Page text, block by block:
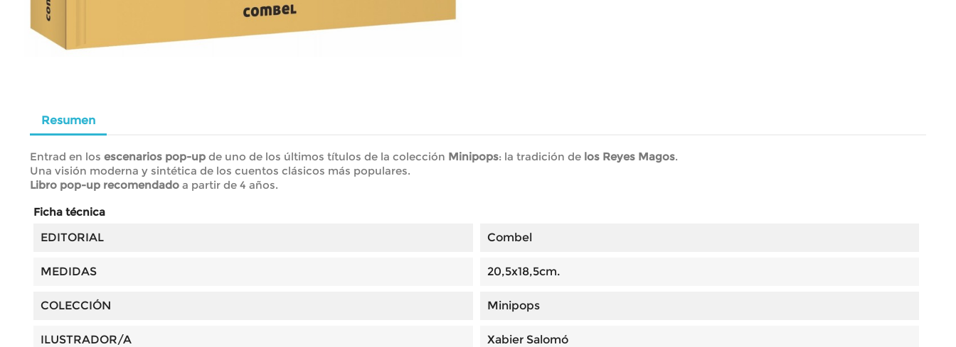
Resumen
Entrad en los escenarios pop-up de uno de los últimos títulos de la colección Minipops: la tradición de los Reyes Magos.
Una visión moderna y sintética de los cuentos clásicos más populares.
Libro pop-up recomendado a partir de 4 años.
Ficha técnica
EDITORIAL
Combel
MEDIDAS 20,5x18,5cm.
COLECCIÓN Minipops
ILUSTRADOR/A Xabier Salomó